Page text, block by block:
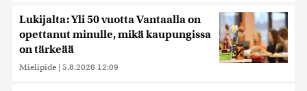
Lukijalta: Yli 50 vuotta Vantaalla on
opettanut minulle, mikä kaupungissa
on tärkeää
Mielipide | 5.8.2026 12:09